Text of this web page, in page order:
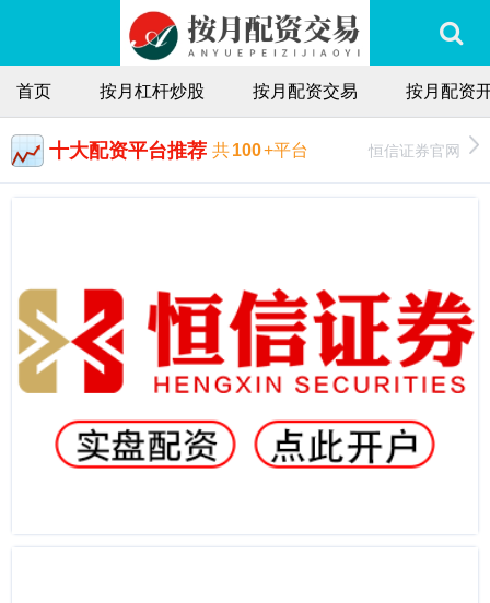
首页 按月杠杆炒股 按月配资交易 按月配资
十大配资平台推荐 共100+平台 恒信证券官网